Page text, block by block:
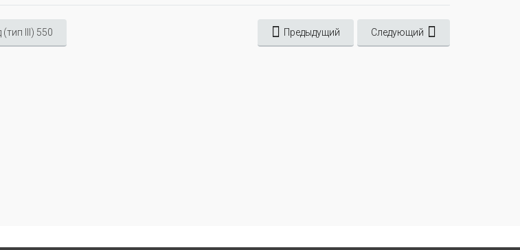
III) 550 Предыдущий Следующий